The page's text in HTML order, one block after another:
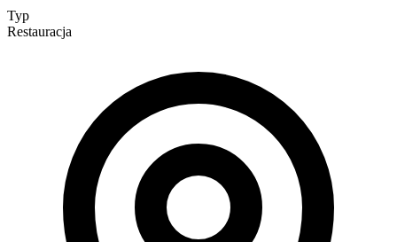
Typ
Restauracja